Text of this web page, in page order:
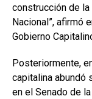
construcción de
Nacional”, afirmó
Gobierno
Posteriormente,
capitalina abundó
en el Senado de